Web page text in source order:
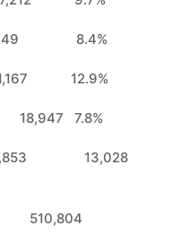
8.4%
12.9%
7.8%
13,028
510,804